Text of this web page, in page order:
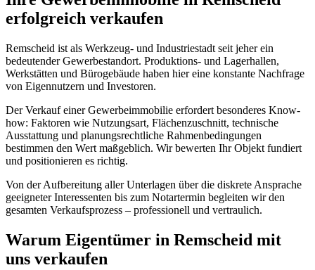
erfolgreich verkaufen
Remscheid ist als Werkzeug- und Industriestadt seit jeher ein
bedeutender Gewerbestandort. Produktions- und Lagerhallen,
Werkstätten und Bürogebäude haben hier eine konstante Nachfrage
von Eigennutzern und Investoren.
Der Verkauf einer Gewerbeimmobilie erfordert besonderes Know-
how: Faktoren wie Nutzungsart, Flächenzuschnitt, technische
Ausstattung und planungsrechtliche Rahmenbedingungen
bestimmen den Wert maßgeblich. Wir bewerten Ihr Objekt fundiert
und positionieren es richtig.
Von der Aufbereitung aller Unterlagen über die diskrete Ansprache
geeigneter Interessenten bis zum Notartermin begleiten wir den
gesamten Verkaufsprozess – professionell und vertraulich.
Warum Eigentümer in Remscheid mit
uns verkaufen